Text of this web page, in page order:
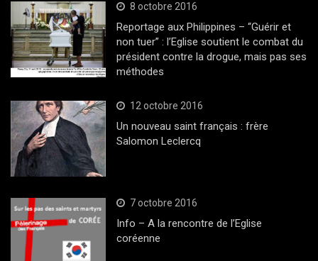
8 octobre 2016
Reportage aux Philippines – “Guérir et
non tuer” : l’Eglise soutient le combat du
président contre la drogue, mais pas ses
méthodes
12 octobre 2016
Un nouveau saint français : frère
Salomon Leclercq
7 octobre 2016
Info – A la rencontre de l’Eglise
coréenne